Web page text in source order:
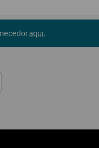
aqui.